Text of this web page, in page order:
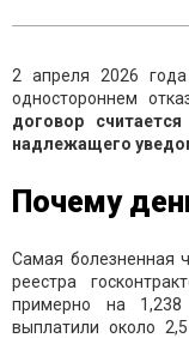
2 апреля 2026
одностороннем
договор
надлежащего
Почему
Самая болезненная
реестра
примерно на
выплатили около